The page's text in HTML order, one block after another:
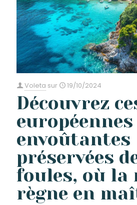
Voleta sur 19/10/2024
Découvrez
européennes
envoûtantes
préservées
foules, où la
règne en